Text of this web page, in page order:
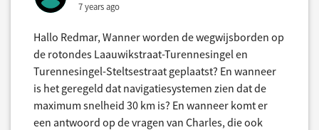
7 years ago
Hallo Redmar, Wanner worden de wegwijsborden op
de rotondes Laauwikstraat-Turennesingel en
Turennesingel-Steltsestraat geplaatst? En wanneer
is het geregeld dat navigatiesystemen zien dat de
maximum snelheid 30 km is? En wanneer komt er
een antwoord op de vragen van Charles, die ook